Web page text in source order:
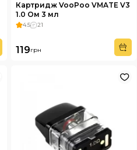
Картридж VooPoo VMATE V3
1.0 Ом 3 мл
4.5 21
119грн